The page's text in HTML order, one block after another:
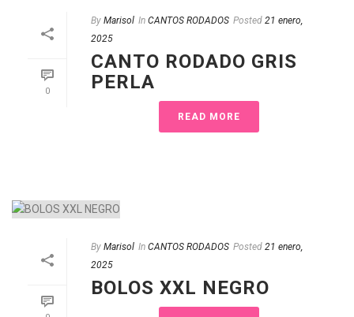
0
By Marisol In CANTOS RODADOS Posted 21 enero,
2025
CANTO RODADO GRIS
PERLA
READ MORE
By Marisol In CANTOS RODADOS Posted 21 enero,
2025
BOLOS XXL NEGRO